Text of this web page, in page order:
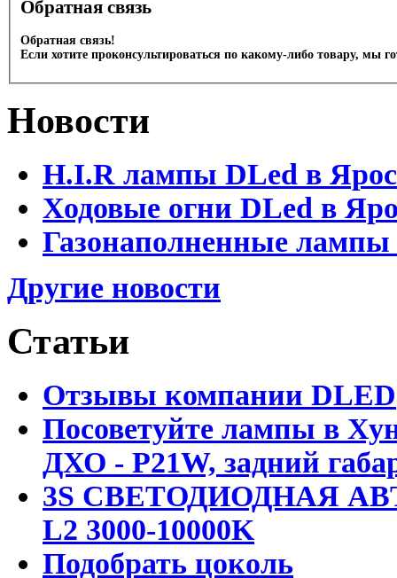
Обратная связь
Обратная связь!
Если хотите проконсультироваться по какому-либо товару, мы
Новости
H.I.R лампы DLed в
Ходовые огни DLed в
Газонаполненные
Другие новости
Статьи
Отзывы компании DLED
Посоветуйте лампы в
ДХО - P21W, задний
3S СВЕТОДИОДНАЯ
L2 3000-10000K
Подобрать цоколь